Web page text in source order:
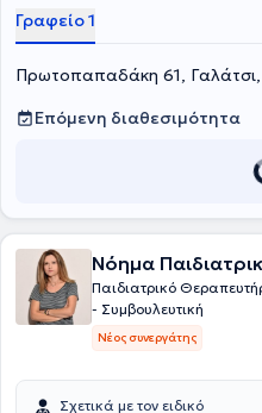
λειτουργικότητα, ανεξαρτησία,
ωρίμανση- αυτονομία του ατόμου.
Γραφείο 1
Πρωτοπαπαδάκη 61,
Επόμενη διαθεσιμότητα
Νόημα
Παιδιατρικό
- Συμβουλευτική
Νέος συνεργάτης
Σχετικά με τον ειδικό